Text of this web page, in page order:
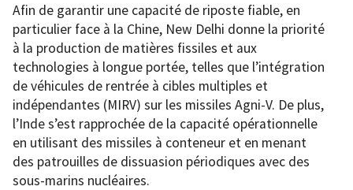
Afin de garantir une capacité de riposte fiable, en
particulier face à la Chine, New Delhi donne la priorité
à la production de matières fissiles et aux
technologies à longue portée, telles que l’intégration
de véhicules de rentrée à cibles multiples et
indépendantes (MIRV) sur les missiles Agni-V. De plus,
l’Inde s’est rapprochée de la capacité opérationnelle
en utilisant des missiles à conteneur et en menant
des patrouilles de dissuasion périodiques avec des
sous-marins nucléaires.